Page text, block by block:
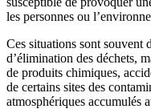
les personnes ou
Ces situations sont souvent
d’élimination des déchets,
de produits chimiques,
de certains sites des
atmosphériques accumulés